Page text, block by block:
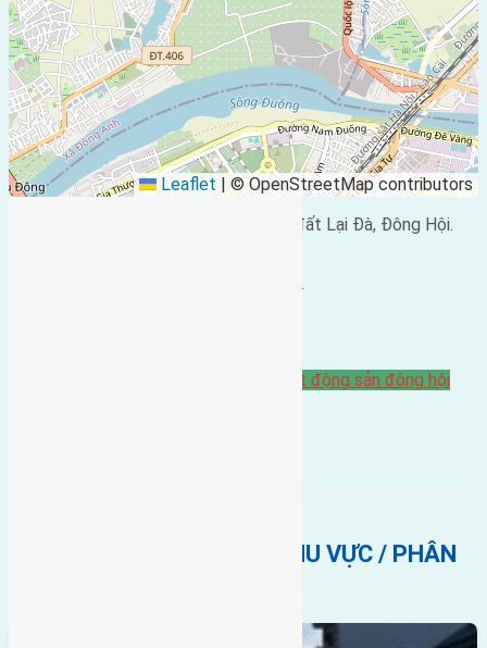
Leaflet | © OpenStreetMap contributors
diện tích 40m2 (4x10m) đất Lại Đà, Đông Hội.
bất động sản đông hội
BẤT ĐỘNG SẢN CÙNG KHU VỰC / PHÂN